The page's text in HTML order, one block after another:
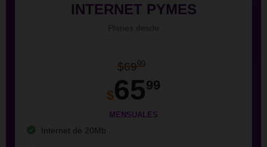
INTERNET PYMES
$6999
$6599
MENSUALES
Internet de 20Mb